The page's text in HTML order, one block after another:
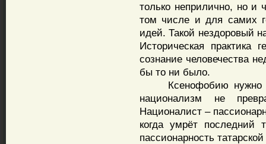
только неприлично, но
том числе и для самих
идей. Такой нездоровый
Историческая практика
сознание человечества
бы то ни было.
Ксенофобию нужно
национализм не
Националист –
когда умрёт последний
пассионарность